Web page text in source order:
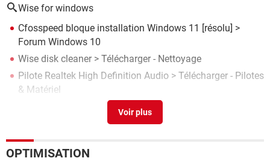
Wise for windows
Cfosspeed bloque installation Windows 11 [résolu] >
Forum Windows 10
Wise disk cleaner> Télécharger - Nettoyage
Pilote Realtek High Definition Audio > Télécharger - Pilotes
& Matériel
>
Forum Virus
Driver Canon LBP 2900> Télécharger - Pilotes & Matériel
OPTIMISATION